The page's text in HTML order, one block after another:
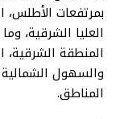
بمرتفعات الأطلس،
المنطقة
المناطق.